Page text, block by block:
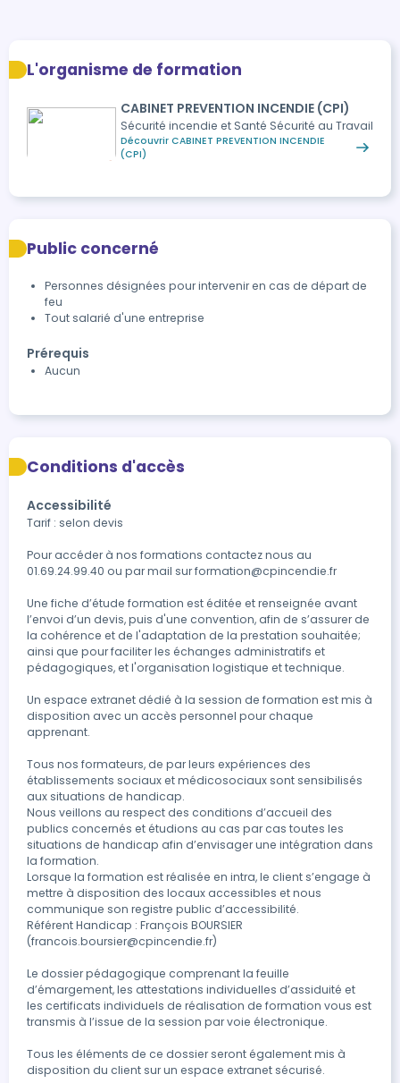
L'organisme de formation
CABINET PREVENTION INCENDIE (CPI)
Sécurité incendie et Santé Sécurité au Travail
Découvrir CABINET PREVENTION INCENDIE
(CPI)
Public concerné
Personnes désignées pour intervenir en cas de départ de
feu
Tout salarié d'une entreprise
Prérequis
Aucun
Conditions d'accès
Accessibilité
Tarif : selon devis
Pour accéder à nos formations contactez nous au
01.69.24.99.40 ou par mail sur formation@cpincendie.fr
Une fiche d’étude formation est éditée et renseignée avant
l’envoi d’un devis, puis d'une convention, afin de s’assurer de
la cohérence et de l'adaptation de la prestation souhaitée;
ainsi que pour faciliter les échanges administratifs et
pédagogiques, et l'organisation logistique et technique.
Un espace extranet dédié à la session de formation est mis à
disposition avec un accès personnel pour chaque
apprenant.
Tous nos formateurs, de par leurs expériences des
établissements sociaux et médicosociaux sont sensibilisés
aux situations de handicap.
Nous veillons au respect des conditions d’accueil des
publics concernés et étudions au cas par cas toutes les
situations de handicap afin d’envisager une intégration dans
la formation.
Lorsque la formation est réalisée en intra, le client s’engage à
mettre à disposition des locaux accessibles et nous
communique son registre public d’accessibilité.
Référent Handicap : François BOURSIER
(francois.boursier@cpincendie.fr)
Le dossier pédagogique comprenant la feuille
d’émargement, les attestations individuelles d’assiduité et
les certificats individuels de réalisation de formation vous est
transmis à l’issue de la session par voie électronique.
Tous les éléments de ce dossier seront également mis à
disposition du client sur un espace extranet sécurisé.